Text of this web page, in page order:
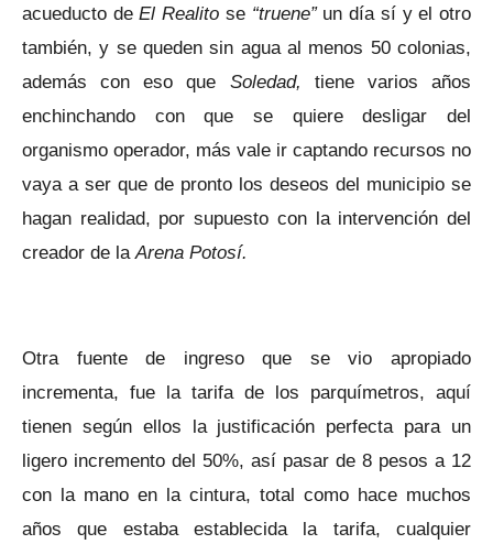
acueducto deEl Realito se “truene”un día sí y el otro
también, y se queden sin agua al menos 50 colonias,
además con eso que Soledad, tiene varios años
enchinchando con que se quiere desligar del
organismo operador, más vale ir captando recursos no
vaya a ser que de pronto los deseos del municipio se
hagan realidad, por supuesto con la intervención del
creador de la Arena Potosí.
Otra fuente de ingreso que se vio apropiado
incrementa, fue la tarifa de los parquímetros, aquí
tienen según ellos la justificación perfecta para un
ligero incremento del 50%, así pasar de 8 pesos a 12
con la mano en la cintura, total como hace muchos
años que estaba establecida la tarifa, cualquier